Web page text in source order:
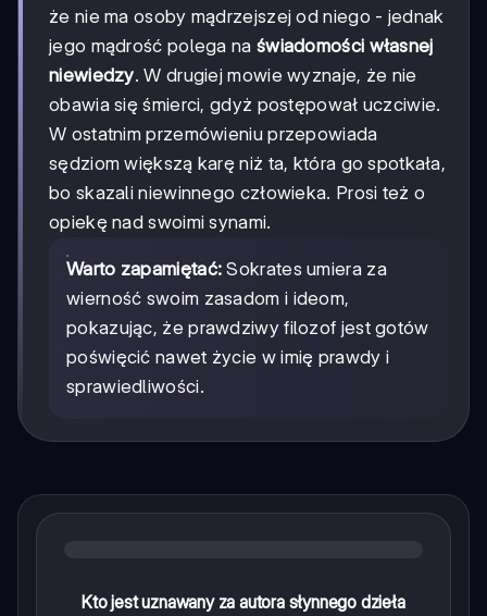
że nie ma osoby mądrzejszej od niego - jednak
jego mądrość polega na świadomości własnej
niewiedzy. W drugiej mowie wyznaje, że nie
obawia się śmierci, gdyż postępował uczciwie.
W ostatnim przemówieniu przepowiada
sędziom większą karę niż ta, która go spotkała,
bo skazali niewinnego człowieka. Prosi też o
opiekę nad swoimi synami.
Warto zapamiętać: Sokrates umiera za
wierność swoim zasadom i ideom,
pokazując, że prawdziwy filozof jest gotów
poświęcić nawet życie w imię prawdy i
sprawiedliwości.
Kto jest uznawany za autora słynnego dzieła